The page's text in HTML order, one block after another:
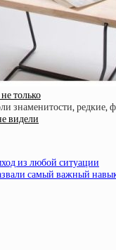
только
видели
из любой ситуации
самый важный